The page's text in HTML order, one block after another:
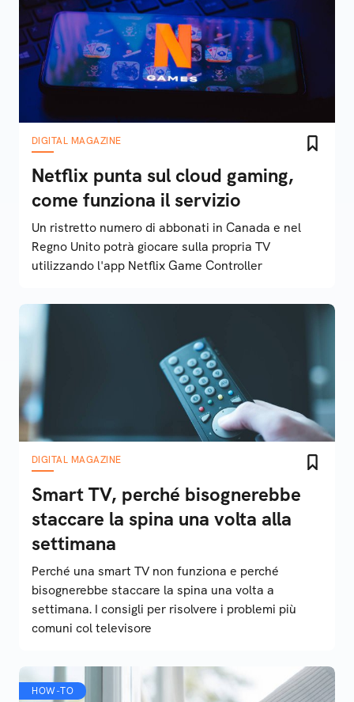
DIGITAL MAGAZINE
Netflix punta sul cloud gaming,
come funziona il servizio
Un ristretto numero di abbonati in Canada e nel
Regno Unito potrà giocare sulla propria TV
utilizzando l'app Netflix Game Controller
DIGITAL MAGAZINE
Smart TV, perché bisognerebbe
staccare la spina una volta alla
settimana
Perché una smart TV non funziona e perché
bisognerebbe staccare la spina una volta a
settimana. I consigli per risolvere i problemi più
comuni col televisore
HOW-TO